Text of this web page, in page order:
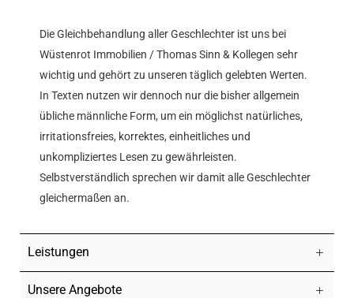
Die Gleichbehandlung aller Geschlechter ist uns bei
Wüstenrot Immobilien / Thomas Sinn & Kollegen sehr
wichtig und gehört zu unseren täglich gelebten Werten.
In Texten nutzen wir dennoch nur die bisher allgemein
übliche männliche Form, um ein möglichst natürliches,
irritationsfreies, korrektes, einheitliches und
unkompliziertes Lesen zu gewährleisten.
Selbstverständlich sprechen wir damit alle Geschlechter
gleichermaßen an.
Leistungen
Unsere Angebote